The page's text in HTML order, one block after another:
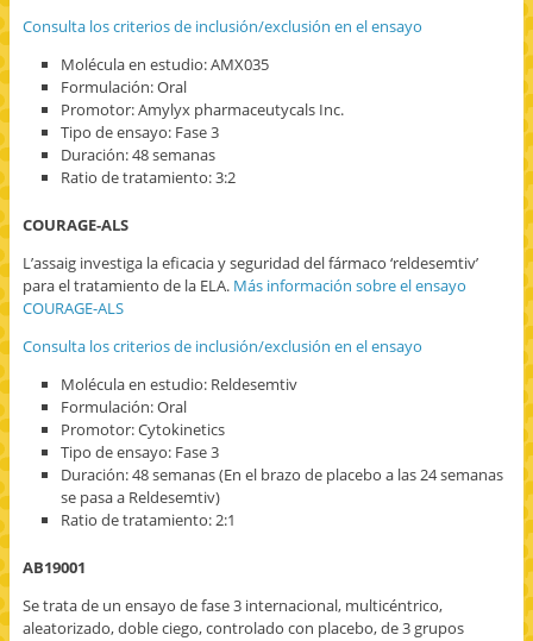
Consulta los criterios de inclusión/exclusión en el ensayo
Molécula en estudio: AMX035
Formulación: Oral
Promotor: Amylyx pharmaceutycals Inc.
Tipo de ensayo: Fase 3
Duración: 48 semanas
Ratio de tratamiento: 3:2
COURAGE-ALS
L’assaig investiga la eficacia y seguridad del fármaco ‘reldesemtiv’
para el tratamiento de la ELA.Más información sobre el ensayo
COURAGE-ALS
Consulta los criterios de inclusión/exclusión en el ensayo
Molécula en estudio: Reldesemtiv
Formulación: Oral
Promotor: Cytokinetics
Tipo de ensayo: Fase 3
Duración: 48 semanas (En el brazo de placebo a las 24 semanas
se pasa a Reldesemtiv)
Ratio de tratamiento: 2:1
AB19001
Se trata de un ensayo de fase 3 internacional, multicéntrico,
aleatorizado, doble ciego, controlado con placebo, de 3 grupos